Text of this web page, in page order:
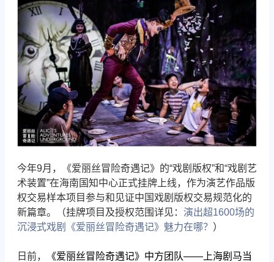
今年9月，《爱丽丝冒险奇遇记》的“戏剧版权”和“戏剧艺
术装置”在海南国知中心正式挂牌上线，作为演艺作品版
权交易样本项目参与和见证中国戏剧版权交易规范化的
新篇章。（挂牌项目及授权范围详见： 演出超1600场的
沉浸式戏剧《爱丽丝冒险奇遇记》魅力在哪？ ）
日前，
《爱丽丝冒险奇遇记》中方团队——上海剧马当